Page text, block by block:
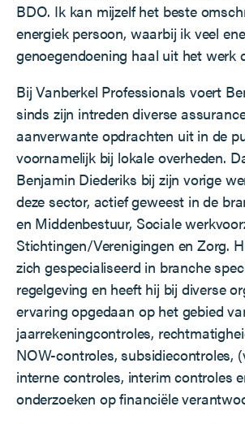
BDO. Ik kan mijzelf het beste
energiek persoon, waarbij ik veel
genoegendoening haal uit het werk
Bij Vanberkel Professionals voert
sinds zijn intreden diverse
aanverwante opdrachten uit in de
voornamelijk bij lokale overheden.
Benjamin Diederiks bij zijn vorige
deze sector, actief geweest in de
en Middenbestuur, Sociale
Stichtingen/Verenigingen en Zorg.
zich gespecialiseerd in branche
regelgeving en heeft hij bij diverse
ervaring opgedaan op het gebied
jaarrekeningcontroles,
NOW-controles, subsidiecontroles,
interne controles, interim controles
onderzoeken op financiële